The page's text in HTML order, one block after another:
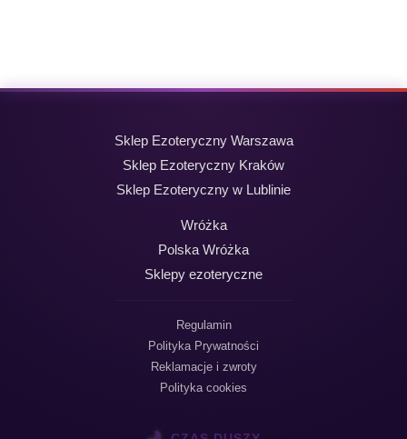
Sklep Ezoteryczny Warszawa
Sklep Ezoteryczny Kraków
Sklep Ezoteryczny w Lublinie
Wróżka
Polska Wróżka
Sklepy ezoteryczne
Regulamin
Polityka Prywatności
Reklamacje i zwroty
Polityka cookies